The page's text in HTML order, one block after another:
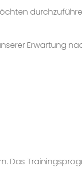
Erwartung
Das